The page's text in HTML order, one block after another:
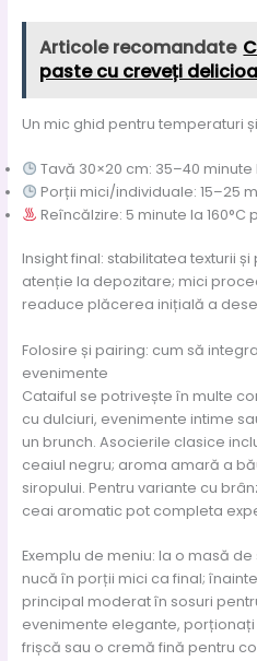
Articole recomandate
paste cu creveți
Un mic ghid pentru temperaturi
Tavă 30×20 cm: 35–40 minute
Porții mici/individuale: 15–25
Reîncălzire: 5 minute la
Insight final: stabilitatea texturii
atenție la depozitare; mici
readuce plăcerea inițială a
Folosire și pairing: cum să
evenimente
Cataiful se potrivește în multe
cu dulciuri, evenimente intime
un brunch. Asocierile clasice
ceaiul negru; aroma amară a
siropului. Pentru variante cu
ceai aromatic pot completa
Exemplu de meniu: la o masă
nucă în porții mici ca final;
principal moderat în sosuri
evenimente elegante,
frișcă sau o cremă fină pentru